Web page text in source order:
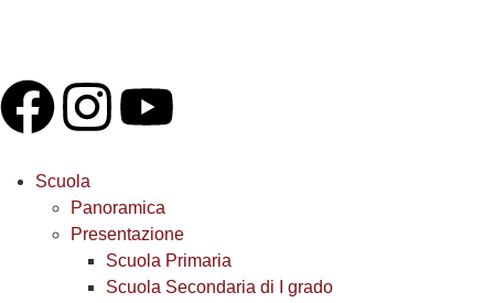
Scuola
Panoramica
Presentazione
Scuola Primaria
Scuola Secondaria di I grado